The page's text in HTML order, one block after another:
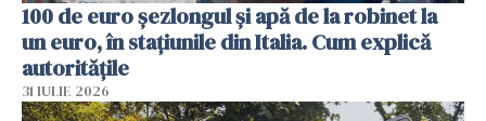
100 de euro șezlongul și apă de la robinet la
un euro, în stațiunile din Italia. Cum explică
autoritățile
31 IULIE 2026